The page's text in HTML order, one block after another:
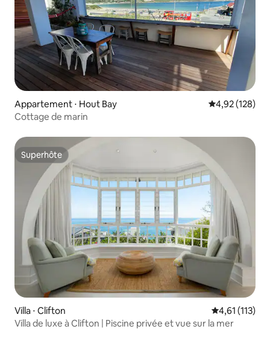
Appartement ⋅ Hout Bay Évaluation
4,92 (128)
Cottage de marin
Superhôte
Superhôte
Villa ⋅ Clifton Évaluation
4,61 (113)
Villa de luxe à Clifton | Piscine privée et vue sur la mer